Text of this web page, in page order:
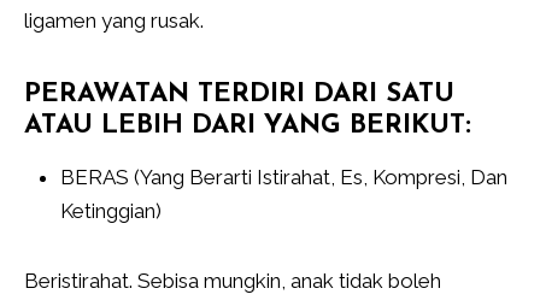
ligamen yang rusak.
PERAWATAN TERDIRI DARI SATU
ATAU LEBIH DARI YANG BERIKUT:
BERAS (Yang Berarti Istirahat, Es, Kompresi, Dan
Ketinggian)
Beristirahat. Sebisa mungkin, anak tidak boleh